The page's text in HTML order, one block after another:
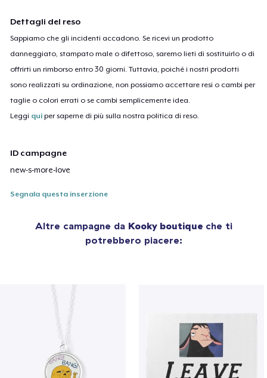
Dettagli del reso
Sappiamo che gli incidenti accadono. Se ricevi un prodotto
danneggiato, stampato male o difettoso, saremo lieti di sostituirlo o di
offrirti un rimborso entro 30 giorni. Tuttavia, poiché i nostri prodotti
sono realizzati su ordinazione, non possiamo accettare resi o cambi per
taglie o colori errati o se cambi semplicemente idea.
Leggi qui per saperne di più sulla nostra politica di reso.
ID campagne
new-s-more-love
Segnala questa inserzione
Altre campagne da Kooky boutique che ti
potrebbero piacere: